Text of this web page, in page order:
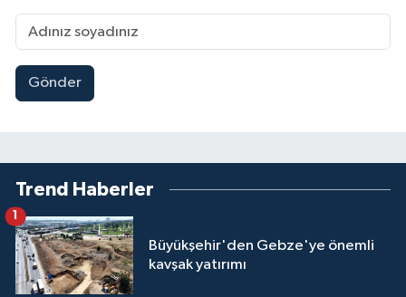
Gönder
Trend Haberler
Büyükşehir'den Gebze'ye önemli
kavşak yatırımı
1